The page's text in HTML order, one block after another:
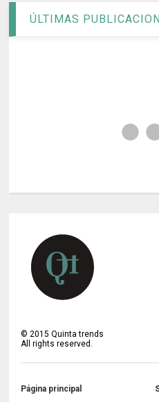
ÚLTIMAS
©2015 Quinta trends
All rights reserved.
Página principal